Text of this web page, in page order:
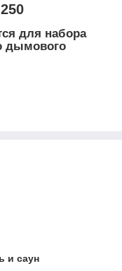
для набора
дымового
и саун